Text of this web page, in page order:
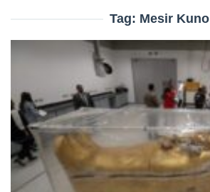
Tag: Mesir Kuno